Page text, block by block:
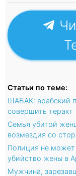
Статьи по теме:
ШАБАК: арабский
совершить теракт
Семья убитой
возмездия со
Полиция не может
убийство жены в
Мужчина,